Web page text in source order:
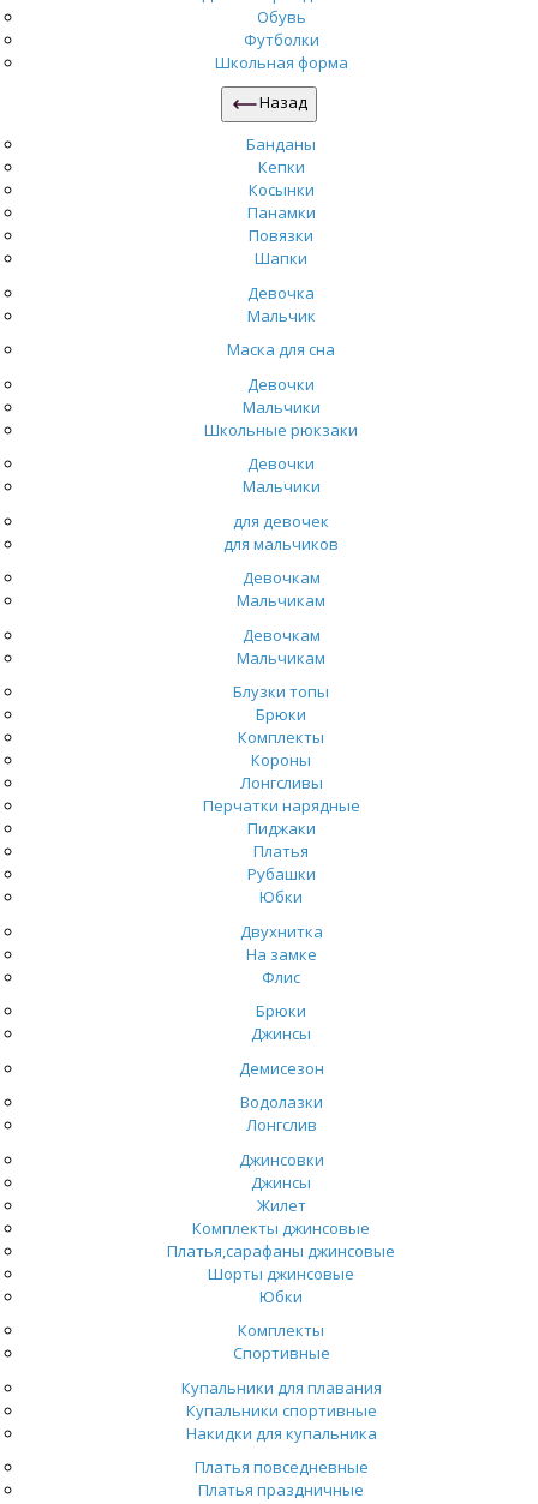
Обувь
Футболки
Школьная форма
Назад
Банданы
Кепки
Косынки
Панамки
Повязки
Шапки
Девочка
Мальчик
Маска для сна
Девочки
Мальчики
Школьные рюкзаки
Девочки
Мальчики
для девочек
для мальчиков
Девочкам
Мальчикам
Девочкам
Мальчикам
Блузки топы
Брюки
Комплекты
Короны
Лонгсливы
Перчатки нарядные
Пиджаки
Платья
Рубашки
Юбки
Двухнитка
На замке
Флис
Брюки
Джинсы
Демисезон
Водолазки
Лонгслив
Джинсовки
Джинсы
Жилет
Комплекты джинсовые
Платья,сарафаны джинсовые
Шорты джинсовые
Юбки
Комплекты
Спортивные
Купальники для плавания
Купальники спортивные
Накидки для купальника
Платья повседневные
Платья праздничные